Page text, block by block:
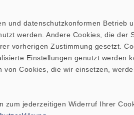
Privatkunden. Auf Anfrage
und datenschutzkonformen Betrieb
werden. Andere Cookies, die der
vorherigen Zustimmung gesetzt.
Einstellungen genutzt werden
von Cookies, die wir einsetzen,
zum jederzeitigen Widerruf Ihrer